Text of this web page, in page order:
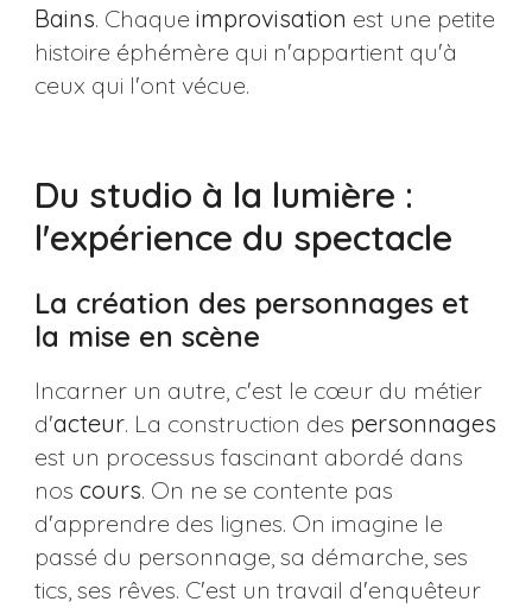
Bains. Chaque improvisation est une petite
histoire éphémère qui n'appartient qu'à
ceux qui l'ont vécue.
Du studio à la lumière :
l'expérience du spectacle
La création des personnages et
la mise en scène
Incarner un autre, c'est le cœur du métier
d'acteur. La construction des personnages
est un processus fascinant abordé dans
nos cours. On ne se contente pas
d'apprendre des lignes. On imagine le
passé du personnage, sa démarche, ses
tics, ses rêves. C'est un travail d'enquêteur